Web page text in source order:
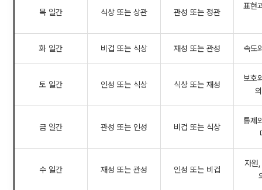
목 일간 식상 또는 상관 관성 또는 정관
표현
화 일간 비겁 또는 식상 재성 또는 관성 속도
토 일간 인성 또는 식상 식상 또는 재성
보호
금 일간 관성 또는 인성 비겁 또는 식상
통제
수 일간 재성 또는 관성 인성 또는 비겁
자원